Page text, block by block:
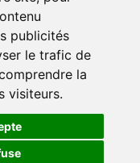
publicités
le trafic de
la
visiteurs.
🍪